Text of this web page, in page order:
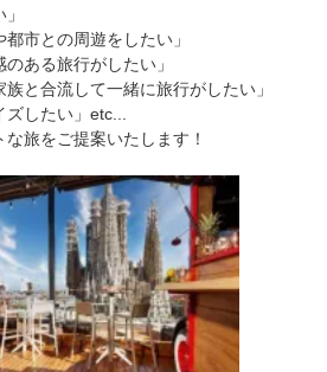
市との周遊をしたい」
ある旅行がしたい」
族と合流して一緒に旅行がしたい」
したい」etc...
旅をご提案いたします！